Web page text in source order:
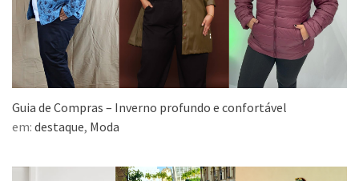
Guia de Compras – Inverno profundo e confortável
em: destaque, Moda